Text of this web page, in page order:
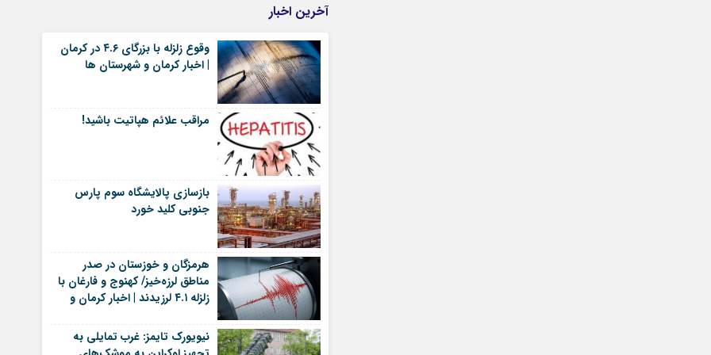
آخرین اخبار
وقوع زلزله با بزرگای ۴.۶ در کرمان
| اخبار کرمان و شهرستان ها
مراقب علائم هپاتیت باشید!
بازسازی پالایشگاه سوم پارس
جنوبی کلید خورد
هرمزگان و خوزستان در صدر
مناطق لرزه‌خیز/ کهنوج و فارغان با
زلزله ۴.۱ لرزیدند | اخبار کرمان و
نیویورک تایمز: غرب تمایلی به